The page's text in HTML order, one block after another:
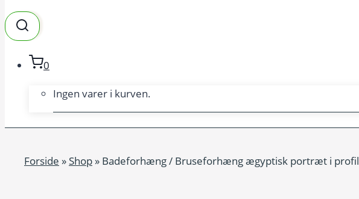
0
Ingen varer i kurven.
Forside »Shop » Badeforhæng / Bruseforhæng ægyptisk portræt i profil